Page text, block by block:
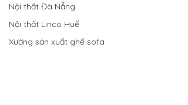
Nội thất Đà Nẵng
Nội thất Linco Huế
Xưởng sản xuất ghế sofa